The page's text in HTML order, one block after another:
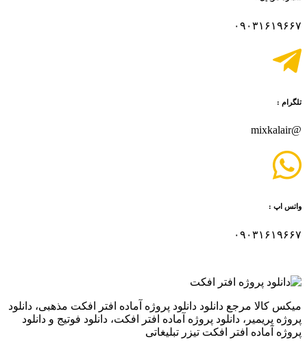
۰۹۰۳۱۶۱۹۶۶۷
تلگرام :
@mixkalair
واتس اپ :
۰۹۰۳۱۶۱۹۶۶۷
میکس کالا مرجع دانلود دانلود پروژه آماده افتر افکت مذهبی، دانلود
پروژه پریمیر، دانلود پروژه آماده افتر افکت، دانلود فوتیج و دانلود
پروژه آماده افتر افکت تیزر تبلیغاتی